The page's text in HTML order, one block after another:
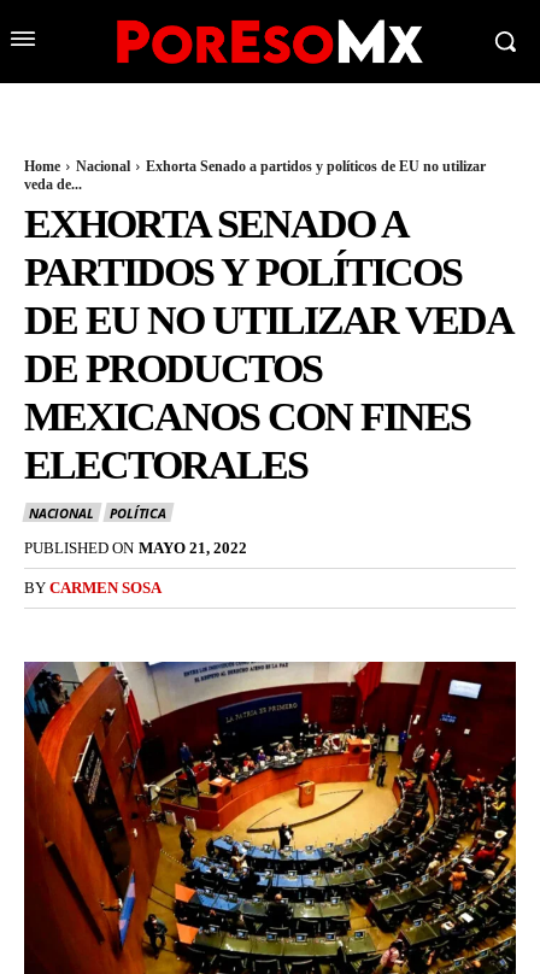
Home Nacional
Exhorta Senado a partidos y políticos de EU no utilizar
veda de...
EXHORTA SENADO A
PARTIDOS Y POLÍTICOS
DE EU NO UTILIZAR VEDA
DE PRODUCTOS
MEXICANOS CON FINES
ELECTORALES
NACIONAL
POLÍTICA
PUBLISHED ON MAYO 21, 2022
BY CARMEN SOSA